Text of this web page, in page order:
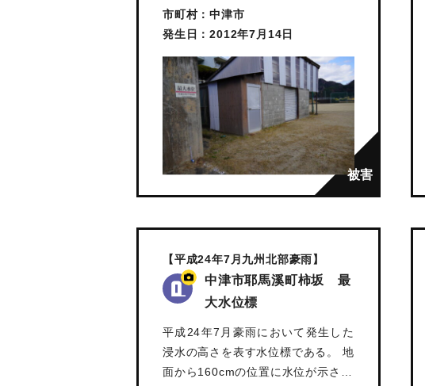
市町村：中津市
発生日：2012年7月14日
【平成24年7月九州北部豪雨】
中津市耶馬溪町柿坂 最
大水位標
平成24年7月豪雨において発生した
浸水の高さを表す水位標である。 地
面から160cmの位置に水位が示さ…